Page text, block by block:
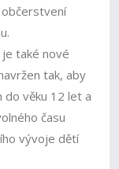
občerstvení
také nové
tak, aby
do věku 12 let a
času
vývoje dětí